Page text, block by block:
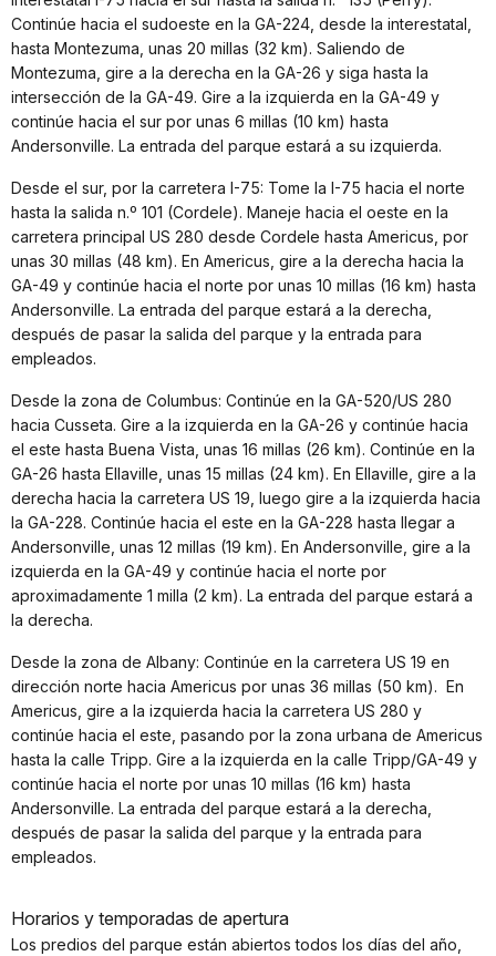
Continúe hacia el sudoeste en la GA-224, desde la interestatal,
hasta Montezuma, unas 20 millas (32 km). Saliendo de
Montezuma, gire a la derecha en la GA-26 y siga hasta la
intersección de la GA-49. Gire a la izquierda en la GA-49 y
continúe hacia el sur por unas 6 millas (10 km) hasta
Andersonville. La entrada del parque estará a su izquierda.
Desde el sur, por la carretera I-75: Tome la I-75 hacia el norte
hasta la salida n.º 101 (Cordele). Maneje hacia el oeste en la
carretera principal US 280 desde Cordele hasta Americus, por
unas 30 millas (48 km). En Americus, gire a la derecha hacia la
GA-49 y continúe hacia el norte por unas 10 millas (16 km) hasta
Andersonville. La entrada del parque estará a la derecha,
después de pasar la salida del parque y la entrada para
empleados.
Desde la zona de Columbus: Continúe en la GA-520/US 280
hacia Cusseta. Gire a la izquierda en la GA-26 y continúe hacia
el este hasta Buena Vista, unas 16 millas (26 km). Continúe en la
GA-26 hasta Ellaville, unas 15 millas (24 km). En Ellaville, gire a la
derecha hacia la carretera US 19, luego gire a la izquierda hacia
la GA-228. Continúe hacia el este en la GA-228 hasta llegar a
Andersonville, unas 12 millas (19 km). En Andersonville, gire a la
izquierda en la GA-49 y continúe hacia el norte por
aproximadamente 1 milla (2 km). La entrada del parque estará a
la derecha.
Desde la zona de Albany: Continúe en la carretera US 19 en
dirección norte hacia Americus por unas 36 millas (50 km). En
Americus, gire a la izquierda hacia la carretera US 280 y
continúe hacia el este, pasando por la zona urbana de Americus
hasta la calle Tripp. Gire a la izquierda en la calle Tripp/GA-49 y
continúe hacia el norte por unas 10 millas (16 km) hasta
Andersonville. La entrada del parque estará a la derecha,
después de pasar la salida del parque y la entrada para
empleados.
Horarios y temporadas de apertura
Los predios del parque están abiertos todos los días del año,